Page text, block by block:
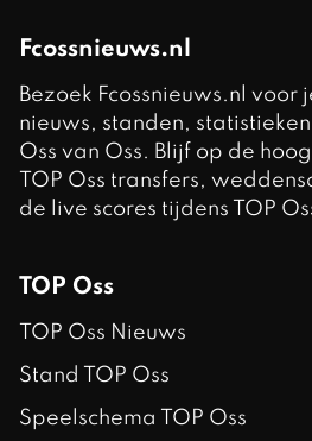
Fcossnieuws.nl
Bezoek Fcossnieuws.nl voor
nieuws, standen,
Oss van Oss. Blijf op de
TOP Oss transfers,
de live scores tijdens TOP
TOP Oss
TOP Oss Nieuws
Stand TOP Oss
Speelschema TOP Oss